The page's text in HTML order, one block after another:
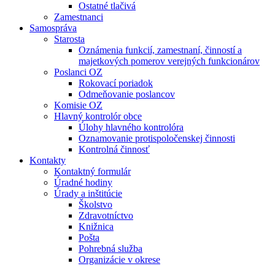
Ostatné tlačivá
Zamestnanci
Samospráva
Starosta
Oznámenia funkcií, zamestnaní, činností a
majetkových pomerov verejných funkcionárov
Poslanci OZ
Rokovací poriadok
Odmeňovanie poslancov
Komisie OZ
Hlavný kontrolór obce
Úlohy hlavného kontrolóra
Oznamovanie protispoločenskej činnosti
Kontrolná činnosť
Kontakty
Kontaktný formulár
Úradné hodiny
Úrady a inštitúcie
Školstvo
Zdravotníctvo
Knižnica
Pošta
Pohrebná služba
Organizácie v okrese